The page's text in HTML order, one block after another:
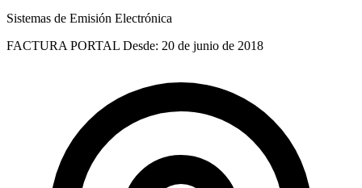
Sistemas de Emisión Electrónica
FACTURA PORTAL Desde: 20 de junio de 2018